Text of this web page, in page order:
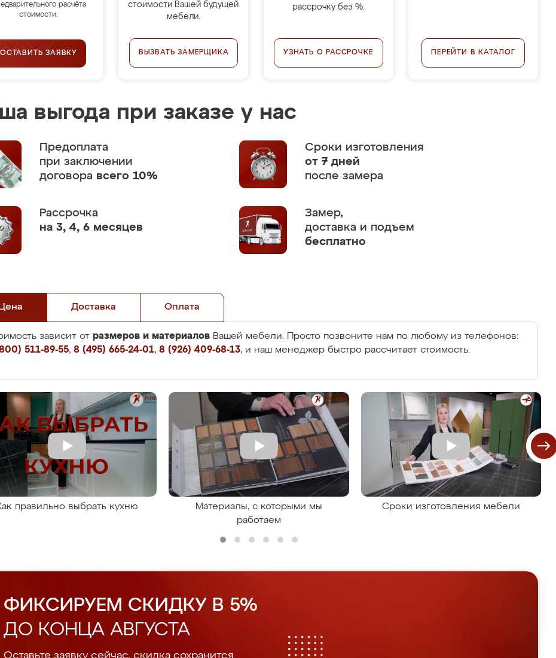
расчёта
стоимости.
ОСТАВИТЬ ЗАЯВКУ
стоимости Вашей будущей
мебели.
ВЫЗВАТЬ ЗАМЕРЩИКА
рассрочку без %.
УЗНАТЬ О РАССРОЧКЕ ПЕРЕЙТИ В КАТАЛОГ
выгода при заказе у нас
Предоплата
при заключении
договора всего 10%
Сроки изготовления
от 7 дней
после замера
Рассрочка
на 3, 4, 6 месяцев
Замер,
доставка и подъем
бесплатно
Цена Доставка Оплата
зависит от размеров и материалов Вашей мебели. Просто позвоните нам по любому из телефонов:
511-89-55, 8 (495) 665-24-01, 8 (926) 409-68-13, и наш менеджер быстро рассчитает стоимость.
правильно выбрать кухню
Материалы, с которыми мы
работаем
Сроки изготовления мебели
ФИКСИРУЕМ СКИДКУ В 5%
ДО КОНЦА АВГУСТА
Оставьте заявку сейчас, скидка сохранится.